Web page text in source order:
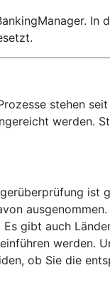
stehen
werden.
ist
gibt auch
werden.
ob Sie die